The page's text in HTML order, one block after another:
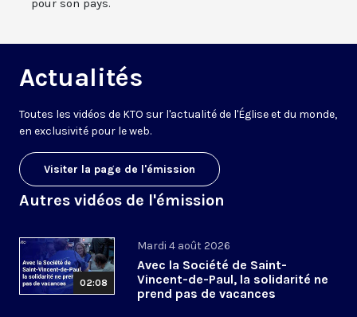
pour son pays.
Actualités
Toutes les vidéos de KTO sur l'actualité de l'Église et du monde,
en exclusivité pour le web.
Visiter la page de l'émission
Autres vidéos de l'émission
02:08
Mardi 4 août 2026
Avec la Société de Saint-
Vincent-de-Paul, la solidarité ne
prend pas de vacances